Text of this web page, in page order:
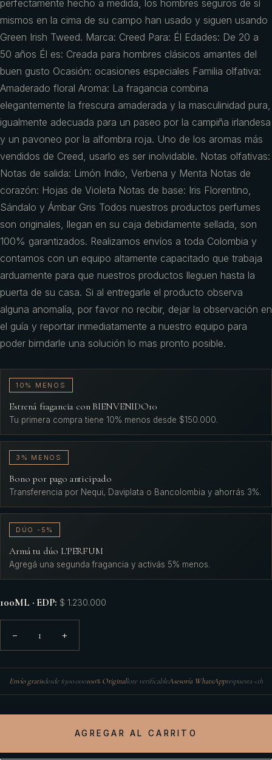
perfectamente hecho a medida, los hombres seguros de sí
mismos en la cima de su campo han usado y siguen usando
Green Irish Tweed. Marca: Creed Para: Él Edades: De 20 a
50 años Él es: Creada para hombres clásicos amantes del
buen gusto Ocasión: ocasiones especiales Familia olfativa:
Amaderado floral Aroma: La fragancia combina
elegantemente la frescura amaderada y la masculinidad pura,
igualmente adecuada para un paseo por la campiña irlandesa
y un pavoneo por la alfombra roja. Uno de los aromas más
vendidos de Creed, usarlo es ser inolvidable. Notas olfativas:
Notas de salida: Limón Indio, Verbena y Menta Notas de
corazón: Hojas de Violeta Notas de base: Iris Florentino,
Sándalo y Ámbar Gris Todos nuestros productos perfumes
son originales, llegan en su caja debidamente sellada, son
100% garantizados. Realizamos envíos a toda Colombia y
contamos con un equipo altamente capacitado que trabaja
arduamente para que nuestros productos lleguen hasta la
puerta de su casa. Si al entregarle el producto observa
alguna anomalía, por favor no recibir, dejar la observación en
el guía y reportar inmediatamente a nuestro equipo para
poder birndarle una solución lo mas pronto posible.
10% MENOS
Estrená fragancia con BIENVENIDO10
Tu primera compra tiene 10% menos desde $150.000.
3% MENOS
Bono por pago anticipado
Transferencia por Nequi, Daviplata o Bancolombia y ahorrás 3%.
DÚO -5%
Armá tu dúo L'PERFUM
Agregá una segunda fragancia y activás 5% menos.
100ML · EDP: $ 1.230.000
− 1 +
Envío gratisdesde $300.000100% Originallote verificableAsesoría WhatsApprespuesta <1h
AGREGAR AL CARRITO